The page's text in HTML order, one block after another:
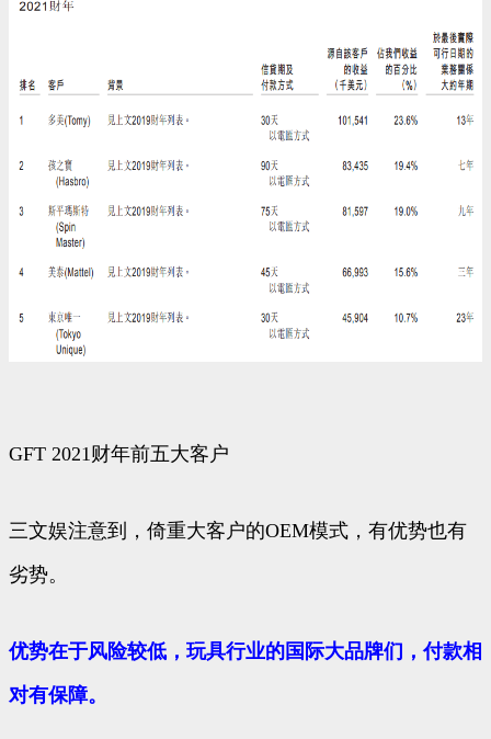
GFT 2021财年前五大客户
三文娱注意到，倚重大客户的OEM模式，有优势也有
劣势。
优势在于风险较低，玩具行业的国际大品牌们，付款相
对有保障。